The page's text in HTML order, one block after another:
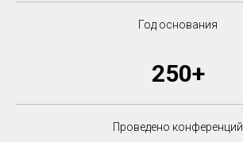
Год основания
250+
Проведено конференций